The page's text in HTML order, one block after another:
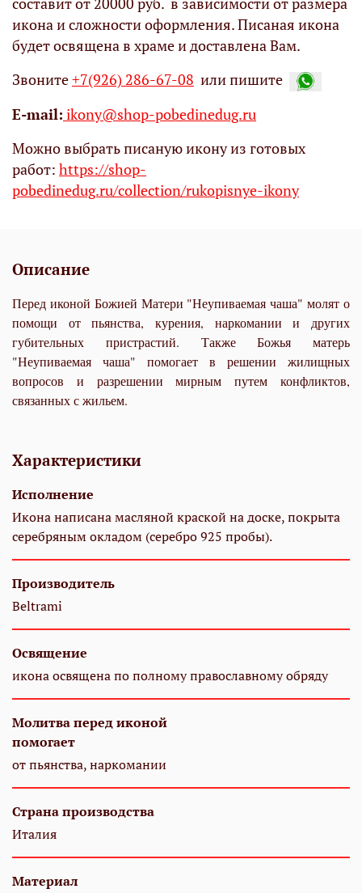
составит от 20000 руб. в зависимости от размера
икона и сложности оформления. Писаная икона
будет освящена в храме и доставлена Вам.
Звоните+7(926) 286-67-08 или пишите
Е-mail: ikony@shop-pobedinedug.ru
Можно выбрать писаную икону из готовых
работ: https://shop-
pobedinedug.ru/collection/rukopisnye-ikony
Описание
Перед иконой Божией Матери "Неупиваемая чаша" молят о
помощи от пьянства, курения, наркомании и других
губительных пристрастий. Также Божья матерь
"Неупиваемая чаша" помогает в решении жилищных
вопросов и разрешении мирным путем конфликтов,
связанных с жильем.
Характеристики
Исполнение
Икона написана масляной краской на доске, покрыта
серебряным окладом (серебро 925 пробы).
Производитель
Beltrami
Освящение
икона освящена по полному православному обряду
Молитва перед иконой
помогает
от пьянства, наркомании
Страна производства
Италия
Материал